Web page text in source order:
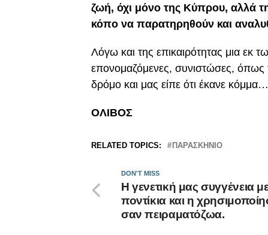
ζωή, όχι μόνο της Κύπρου, αλλά
κόπο να παρατηρηθούν και
Λόγω και της επικαιρότητας μια εκ
επονομαζόμενες, συνιστώσες,
δρόμο και μας είπε ότι έκανε κόμμα…
ΟΛΙΒΟΣ
RELATED TOPICS: ΠΑΡΑΣΚΗΝΙΟ
DON'T MISS
Η γενετική μας συγγένεια
ποντίκια και η
σαν πειραματόζωα.